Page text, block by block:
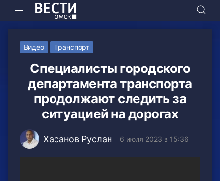
Видео Транспорт
Специалисты городского
департамента транспорта
продолжают следить за
ситуацией на дорогах
Хасанов Руслан 6 июля 2023 в 15:36